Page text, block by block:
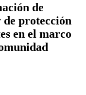
de
protección
en el marco